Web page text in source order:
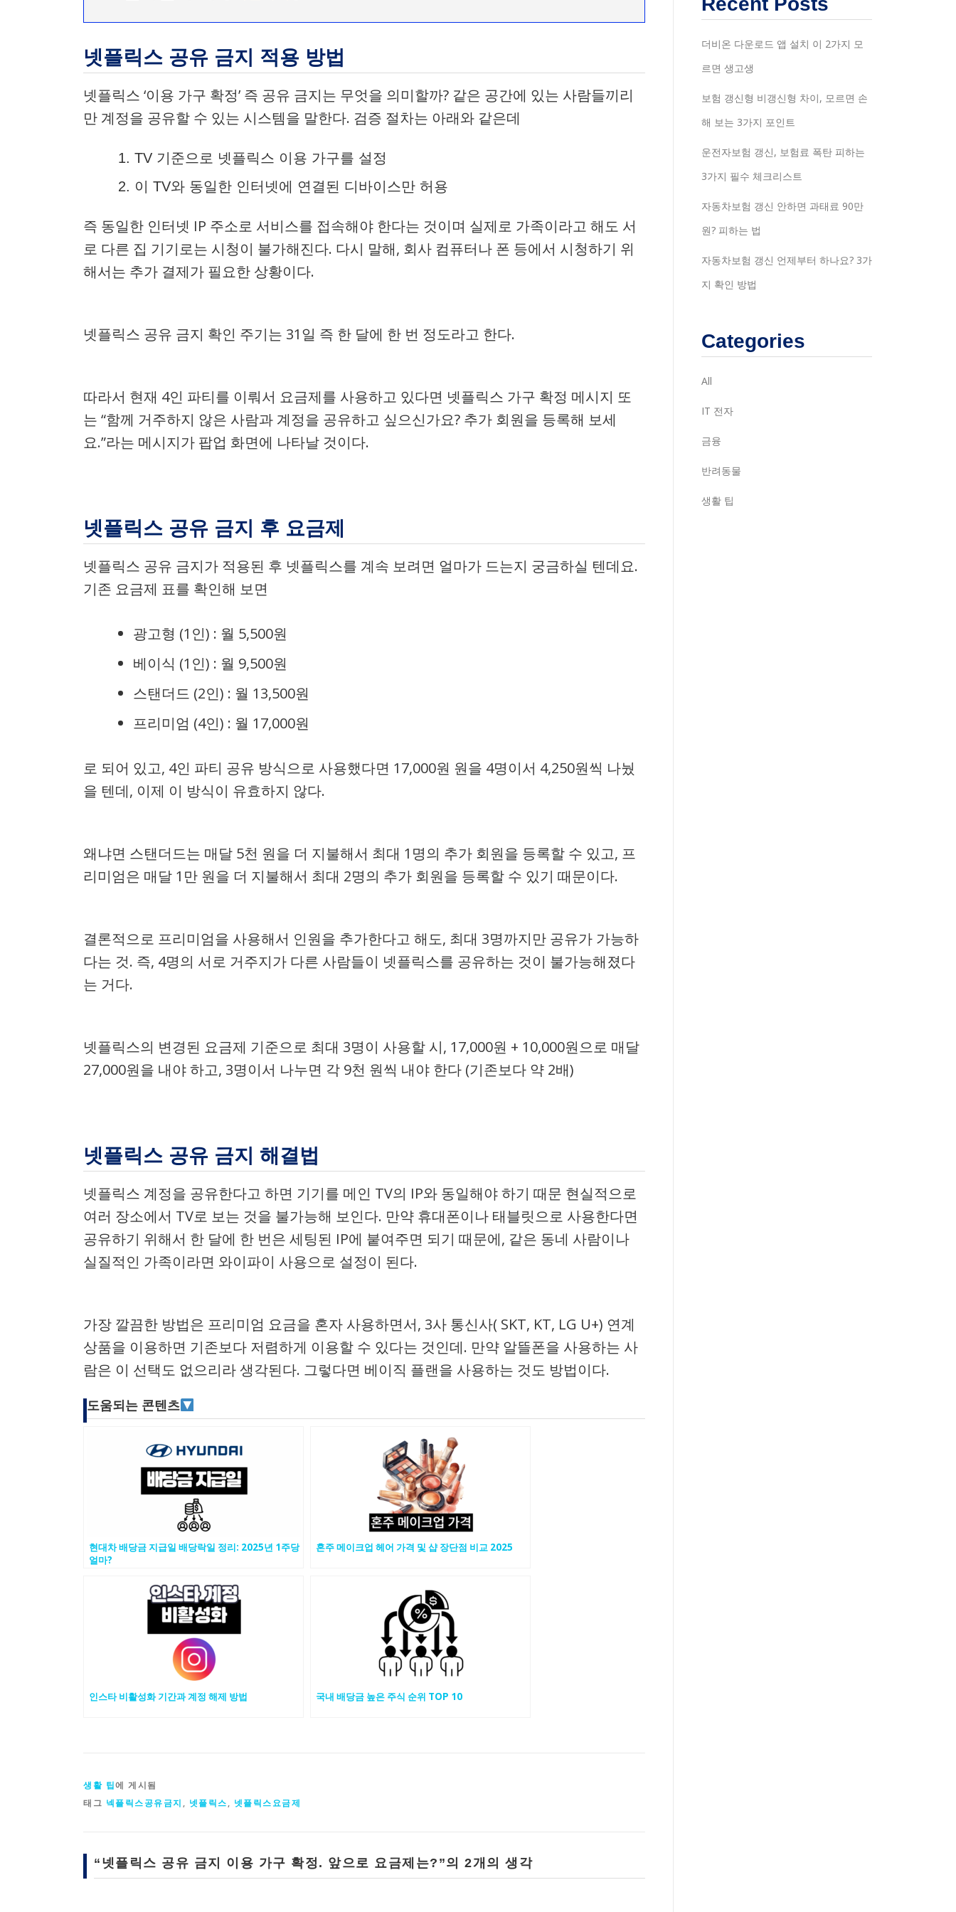
넷플릭스 공유 금지 적용 방법
넷플릭스 ‘이용 가구 확정’ 즉 공유 금지는 무엇을 의미할까? 같은 공간에 있는 사람들끼리
만 계정을 공유할 수 있는 시스템을 말한다. 검증 절차는 아래와 같은데
TV 기준으로 넷플릭스 이용 가구를 설정
이 TV와 동일한 인터넷에 연결된 디바이스만 허용
즉 동일한 인터넷 IP 주소로 서비스를 접속해야 한다는 것이며 실제로 가족이라고 해도 서
로 다른 집 기기로는 시청이 불가해진다. 다시 말해, 회사 컴퓨터나 폰 등에서 시청하기 위
해서는 추가 결제가 필요한 상황이다.
넷플릭스 공유 금지 확인 주기는 31일 즉 한 달에 한 번 정도라고 한다.
따라서 현재 4인 파티를 이뤄서 요금제를 사용하고 있다면 넷플릭스 가구 확정 메시지 또
는 “함께 거주하지 않은 사람과 계정을 공유하고 싶으신가요? 추가 회원을 등록해 보세
요.”라는 메시지가 팝업 화면에 나타날 것이다.
넷플릭스 공유 금지 후 요금제
넷플릭스 공유 금지가 적용된 후 넷플릭스를 계속 보려면 얼마가 드는지 궁금하실 텐데요.
기존 요금제 표를 확인해 보면
광고형 (1인) : 월 5,500원
베이식 (1인) : 월 9,500원
스탠더드 (2인) : 월 13,500원
프리미엄 (4인) : 월 17,000원
로 되어 있고, 4인 파티 공유 방식으로 사용했다면 17,000원 원을 4명이서 4,250원씩 나눴
을 텐데, 이제 이 방식이 유효하지 않다.
왜냐면 스탠더드는 매달 5천 원을 더 지불해서 최대 1명의 추가 회원을 등록할 수 있고, 프
리미엄은 매달 1만 원을 더 지불해서 최대 2명의 추가 회원을 등록할 수 있기 때문이다.
결론적으로 프리미엄을 사용해서 인원을 추가한다고 해도, 최대 3명까지만 공유가 가능하
다는 것. 즉, 4명의 서로 거주지가 다른 사람들이 넷플릭스를 공유하는 것이 불가능해졌다
는 거다.
넷플릭스의 변경된 요금제 기준으로 최대 3명이 사용할 시, 17,000원 + 10,000원으로 매달
27,000원을 내야 하고, 3명이서 나누면 각 9천 원씩 내야 한다 (기존보다 약 2배)
넷플릭스 공유 금지 해결법
넷플릭스 계정을 공유한다고 하면 기기를 메인 TV의 IP와 동일해야 하기 때문 현실적으로
여러 장소에서 TV로 보는 것을 불가능해 보인다. 만약 휴대폰이나 태블릿으로 사용한다면
공유하기 위해서 한 달에 한 번은 세팅된 IP에 붙여주면 되기 때문에, 같은 동네 사람이나
실질적인 가족이라면 와이파이 사용으로 설정이 된다.
가장 깔끔한 방법은 프리미엄 요금을 혼자 사용하면서, 3사 통신사( SKT, KT, LG U+) 연계
상품을 이용하면 기존보다 저렴하게 이용할 수 있다는 것인데. 만약 알뜰폰을 사용하는 사
람은 이 선택도 없으리라 생각된다. 그렇다면 베이직 플랜을 사용하는 것도 방법이다.
도움되는 콘텐츠
현대차 배당금 지급일 배당락일 정리: 2025년 1주당
얼마?
혼주 메이크업 헤어 가격 및 샵 장단점 비교 2025
인스타 비활성화 기간과 계정 해제 방법 국내 배당금 높은 주식 순위 TOP 10
생활 팁에 게시됨
태그 넥플릭스공유금지 , 넷플릭스, 넷플릭스요금제
“ 넷플릭스 공유 금지 이용 가구 확정. 앞으로 요금제는? ”의 2개의 생각
더비온 다운로드 앱 설치 이 2가지 모
르면 생고생
보험 갱신형 비갱신형 차이, 모르면 손
해 보는 3가지 포인트
운전자보험 갱신, 보험료 폭탄 피하는
3가지 필수 체크리스트
자동차보험 갱신 안하면 과태료 90만
원? 피하는 법
자동차보험 갱신 언제부터 하나요? 3가
지 확인 방법
Categories
All
IT 전자
금융
반려동물
생활 팁